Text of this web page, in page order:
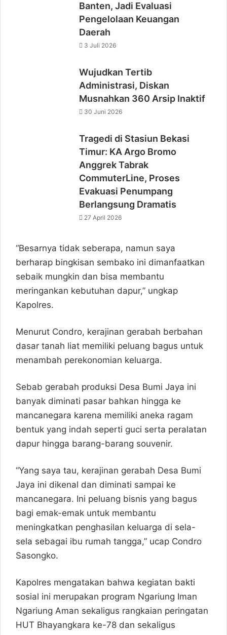
Banten, Jadi Evaluasi
Pengelolaan Keuangan
Daerah
3 Juli 2026
Wujudkan Tertib
Administrasi, Diskan
Musnahkan 360 Arsip Inaktif
30 Juni 2026
Tragedi di Stasiun Bekasi
Timur: KA Argo Bromo
Anggrek Tabrak
CommuterLine, Proses
Evakuasi Penumpang
Berlangsung Dramatis
27 April 2026
“Besarnya tidak seberapa, namun saya
berharap bingkisan sembako ini dimanfaatkan
sebaik mungkin dan bisa membantu
meringankan kebutuhan dapur,” ungkap
Kapolres.
Menurut Condro, kerajinan gerabah berbahan
dasar tanah liat memiliki peluang bagus untuk
menambah perekonomian keluarga.
Sebab gerabah produksi Desa Bumi Jaya ini
banyak diminati pasar bahkan hingga ke
mancanegara karena memiliki aneka ragam
bentuk yang indah seperti guci serta peralatan
dapur hingga barang-barang souvenir.
“Yang saya tau, kerajinan gerabah Desa Bumi
Jaya ini dikenal dan diminati sampai ke
mancanegara. Ini peluang bisnis yang bagus
bagi emak-emak untuk membantu
meningkatkan penghasilan keluarga di sela-
sela sebagai ibu rumah tangga,” ucap Condro
Sasongko.
Kapolres mengatakan bahwa kegiatan bakti
sosial ini merupakan program Ngariung Iman
Ngariung Aman sekaligus rangkaian peringatan
HUT Bhayangkara ke-78 dan sekaligus